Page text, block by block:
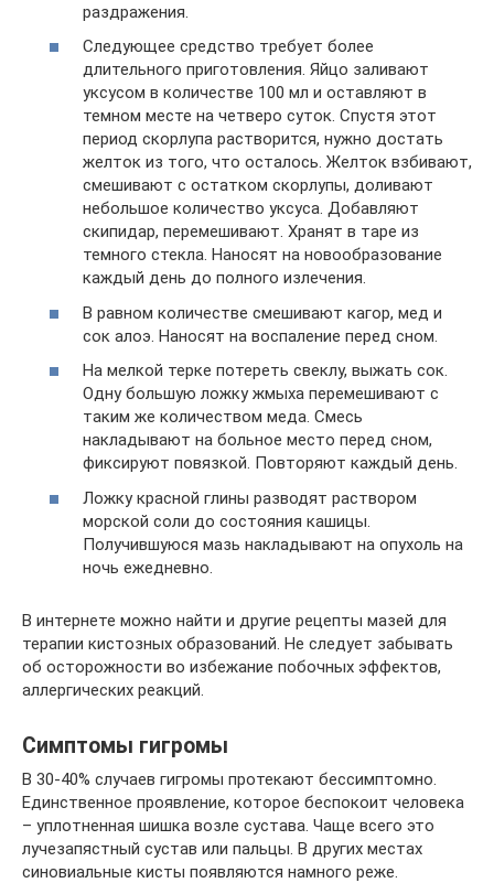
раздражения.
Следующее средство требует более
длительного приготовления. Яйцо заливают
уксусом в количестве 100 мл и оставляют в
темном месте на четверо суток. Спустя этот
период скорлупа растворится, нужно достать
желток из того, что осталось. Желток взбивают,
смешивают с остатком скорлупы, доливают
небольшое количество уксуса. Добавляют
скипидар, перемешивают. Хранят в таре из
темного стекла. Наносят на новообразование
каждый день до полного излечения.
В равном количестве смешивают кагор, мед и
сок алоэ. Наносят на воспаление перед сном.
На мелкой терке потереть свеклу, выжать сок.
Одну большую ложку жмыха перемешивают с
таким же количеством меда. Смесь
накладывают на больное место перед сном,
фиксируют повязкой. Повторяют каждый день.
Ложку красной глины разводят раствором
морской соли до состояния кашицы.
Получившуюся мазь накладывают на опухоль на
ночь ежедневно.
В интернете можно найти и другие рецепты мазей для
терапии кистозных образований. Не следует забывать
об осторожности во избежание побочных эффектов,
аллергических реакций.
Симптомы гигромы
В 30-40% случаев гигромы протекают бессимптомно.
Единственное проявление, которое беспокоит человека
– уплотненная шишка возле сустава. Чаще всего это
лучезапястный сустав или пальцы. В других местах
синовиальные кисты появляются намного реже.